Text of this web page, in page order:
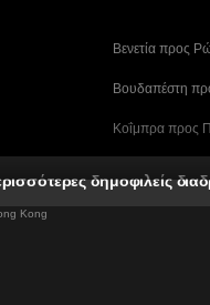
Βενετία προς
Βουδαπέστη
Κοΐμπρα προς
Λισαβόνα –
δημοφιλείς
Kong